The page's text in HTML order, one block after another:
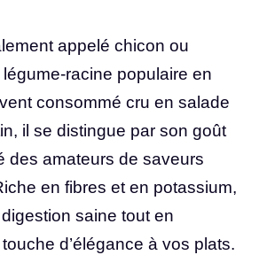
appelé chicon ou
racine populaire en
consommé cru en salade
il se distingue par son goût
des amateurs de saveurs
en fibres et en potassium,
saine tout en
d’élégance à vos plats.